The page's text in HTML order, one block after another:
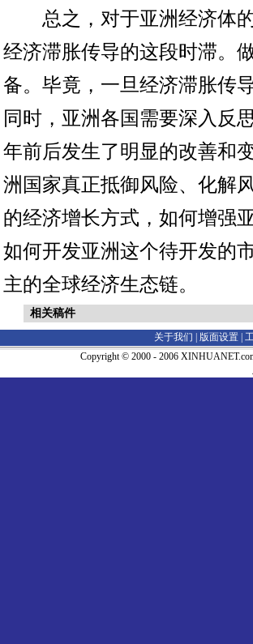
总之，对于亚洲经济体的
经济滞胀传导的这段时滞。
备。毕竟，一旦经济滞胀传
同时，亚洲各国需要深入反
年前后发生了明显的改善和
洲国家真正抵御风险、化解
的经济增长方式，如何增强
如何开发亚洲这个待开发的
主的全球经济生态链。
相关稿件
关于我们 | 版面设置
Copyright © 2000 - 2006